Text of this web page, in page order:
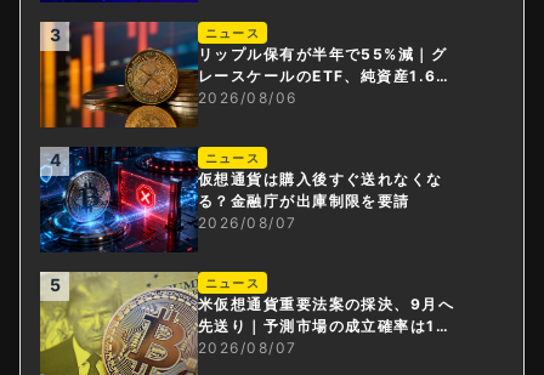
3 ニュース
リップル保有が半年で55%減｜グ
レースケールのETF、純資産1.6億
ドル減
2026/08/06
4 ニュース
仮想通貨は購入後すぐ送れなくな
る？金融庁が出庫制限を要請
2026/08/07
5 ニュース
米仮想通貨重要法案の採決、9月へ
先送り｜予測市場の成立確率は1
4%に
2026/08/07